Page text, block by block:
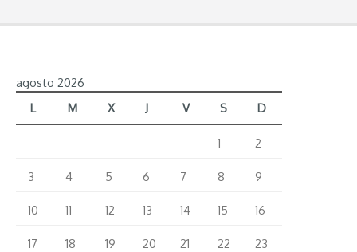
agosto 2026
L
M X J V S D
1 2
3 4 5 6 7 8 9
10 11 12 13 14 15 16
17 18 19 20 21 22 23